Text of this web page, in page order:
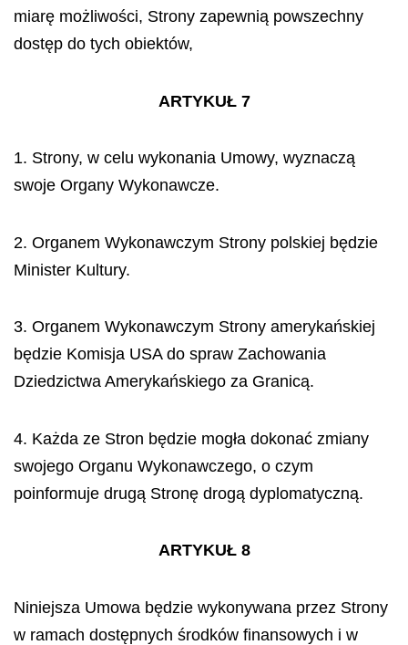
miarę możliwości, Strony zapewnią powszechny
dostęp do tych obiektów,
ARTYKUŁ 7
1. Strony, w celu wykonania Umowy, wyznaczą
swoje Organy Wykonawcze.
2. Organem Wykonawczym Strony polskiej będzie
Minister Kultury.
3. Organem Wykonawczym Strony amerykańskiej
będzie Komisja USA do spraw Zachowania
Dziedzictwa Amerykańskiego za Granicą.
4. Każda ze Stron będzie mogła dokonać zmiany
swojego Organu Wykonawczego, o czym
poinformuje drugą Stronę drogą dyplomatyczną.
ARTYKUŁ 8
Niniejsza Umowa będzie wykonywana przez Strony
w ramach dostępnych środków finansowych i w